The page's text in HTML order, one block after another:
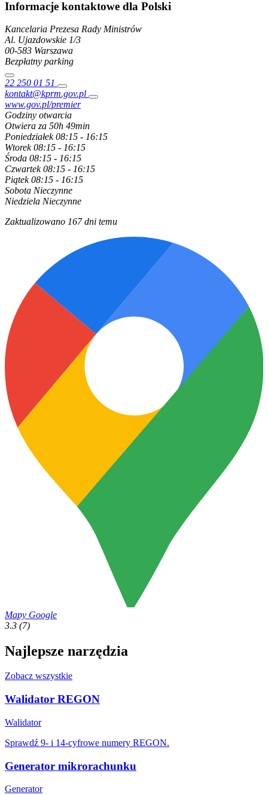
Informacje kontaktowe dla Polski
Kancelaria Prezesa Rady Ministrów
Al. Ujazdowskie 1/3
00-583 Warszawa
Bezpłatny parking
22 250 01 51
kontakt@kprm.gov.pl
www.gov.pl/premier
Godziny otwarcia
Otwiera za 50h 49min
Poniedziałek 08:15 - 16:15
Wtorek 08:15 - 16:15
Środa 08:15 - 16:15
Czwartek 08:15 - 16:15
Piątek 08:15 - 16:15
Sobota Nieczynne
Niedziela Nieczynne
Zaktualizowano 167 dni temu
Mapy Google
3.3 (7)
Najlepsze narzędzia
Zobacz wszystkie
Walidator REGON
Walidator
Sprawdź 9- i 14-cyfrowe numery REGON.
Generator mikrorachunku
Generator